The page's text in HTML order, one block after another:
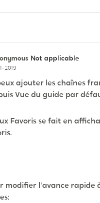
Not applicable
2019
ajouter les chaînes
Vue du guide par
Favoris se fait en
modifier l'avance